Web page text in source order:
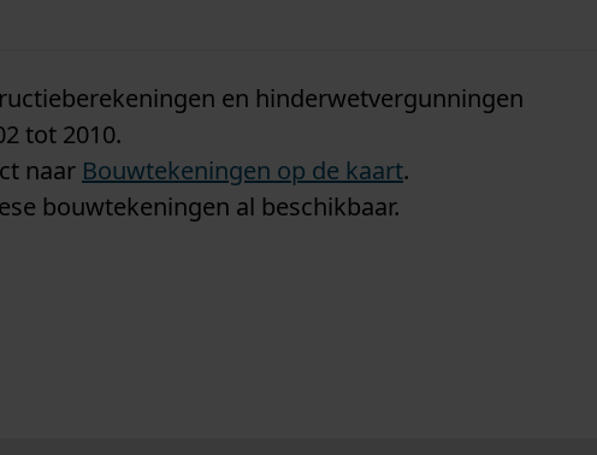
en hinderwetvergunningen
tot 2010.
naar Bouwtekeningen op de kaart.
bouwtekeningen al beschikbaar.